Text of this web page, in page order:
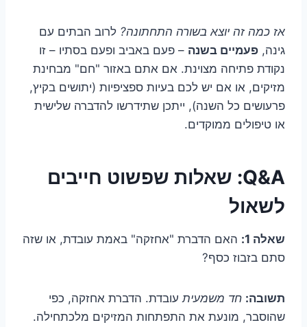
אז כמה זה יוצא בשורה התחתונה? לרוב הבתים עם
גינה, פעמיים בשנה – פעם באביב ופעם בסתיו – זו
נקודת פתיחה מצוינת. אם אתם באזור "חם" מבחינת
מזיקים, או אם יש לכם בעיות ספציפיות (יתושים בקיץ,
פרעושים כל השנה), ייתכן שתידרשו להדברה שלישית
או טיפולים ממוקדים.
Q&A: שאלות שפשוט חייבים
לשאול
שאלה 1:
האם הדברת "אחזקה" באמת עובדת, או שזה
סתם בזבוז כסף?
תשובה: חד משמעית עובדת. הדברת אחזקה, כפי
שהוסבר, מונעת את התפתחות המזיקים מלכתחילה.